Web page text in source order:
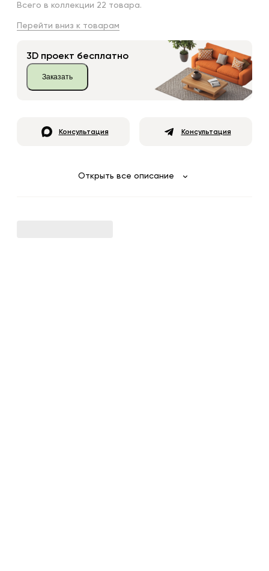
Всего в коллекции 22 товара.
Перейти вниз к товарам
3D проект бесплатно
Заказать
Консультация Консультация
Открыть все описание